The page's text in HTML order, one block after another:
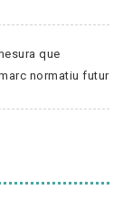
que
normatiu futur